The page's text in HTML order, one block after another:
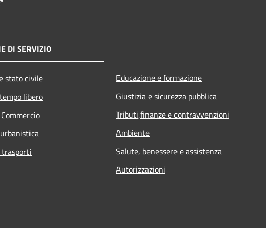
DI SERVIZIO
stato civile
libero
Educazione e formazione
Giustizia e sicurezza pubblica
Tributi,finanze e contravvenzioni
Ambiente
Salute, benessere e assistenza
Autorizzazioni